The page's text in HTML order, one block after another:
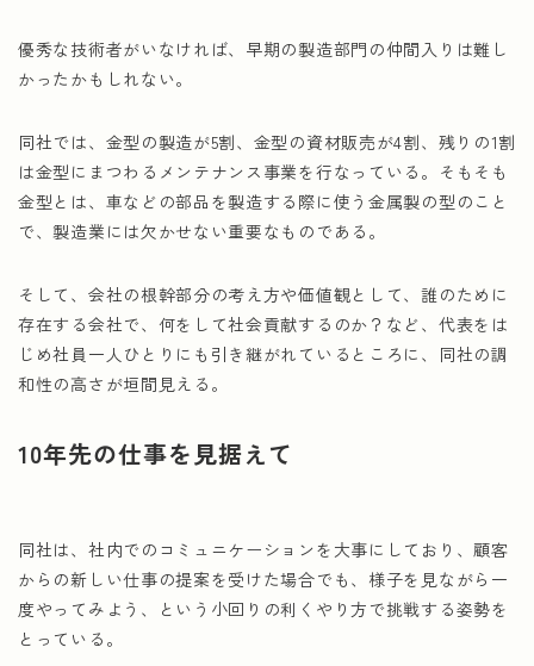
優秀な技術者がいなければ、早期の製造部門の仲間入りは難し
かったかもしれない。
同社では、金型の製造が5割、金型の資材販売が4割、残りの1割
は金型にまつわるメンテナンス事業を行なっている。そもそも
金型とは、車などの部品を製造する際に使う金属製の型のこと
で、製造業には欠かせない重要なものである。
そして、会社の根幹部分の考え方や価値観として、誰のために
存在する会社で、何をして社会貢献するのか？など、代表をは
じめ社員一人ひとりにも引き継がれているところに、同社の調
和性の高さが垣間見える。
10年先の仕事を見据えて
同社は、社内でのコミュニケーションを大事にしており、顧客
からの新しい仕事の提案を受けた場合でも、様子を見ながら一
度やってみよう、という小回りの利くやり方で挑戦する姿勢を
とっている。